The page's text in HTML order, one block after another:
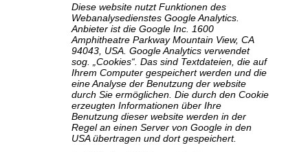
Diese website nutzt Funktionen des
Webanalysedienstes Google Analytics.
Anbieter ist die Google Inc. 1600
Amphitheatre Parkway Mountain View, CA
94043, USA. Google Analytics verwendet
sog. „Cookies“. Das sind Textdateien, die auf
Ihrem Computer gespeichert werden und die
eine Analyse der Benutzung der website
durch Sie ermöglichen. Die durch den Cookie
erzeugten Informationen über Ihre
Benutzung dieser website werden in der
Regel an einen Server von Google in den
USA übertragen und dort gespeichert.